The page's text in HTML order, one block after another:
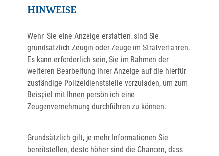
HINWEISE
Wenn Sie eine Anzeige erstatten, sind Sie
grundsätzlich Zeugin oder Zeuge im Strafverfahren.
Es kann erforderlich sein, Sie im Rahmen der
weiteren Bearbeitung Ihrer Anzeige auf die hierfür
zuständige Polizeidienststelle vorzuladen, um zum
Beispiel mit Ihnen persönlich eine
Zeugenvernehmung durchführen zu können.
Grundsätzlich gilt, je mehr Informationen Sie
bereitstellen, desto höher sind die Chancen, dass